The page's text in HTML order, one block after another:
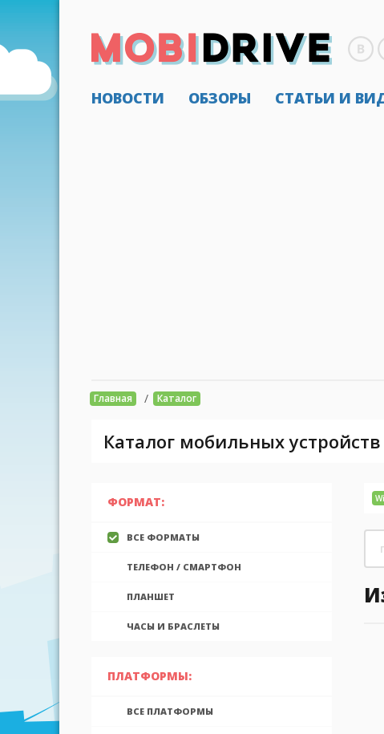
НОВОСТИ ОБЗОРЫ СТАТЬИ И
Главная / Каталог
Каталог мобильных
ФОРМАТ:
ВСЕ ФОРМАТЫ
ТЕЛЕФОН / СМАРТФОН
ПЛАНШЕТ
ЧАСЫ И БРАСЛЕТЫ
ПЛАТФОРМЫ:
ВСЕ ПЛАТФОРМЫ